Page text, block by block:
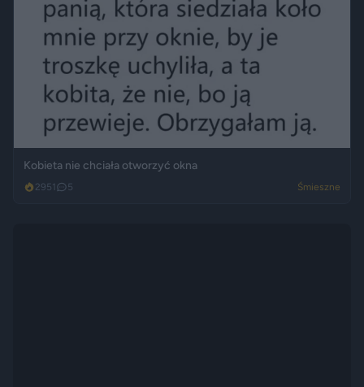
Kobieta nie chciała otworzyć okna
2951 5 Śmieszne